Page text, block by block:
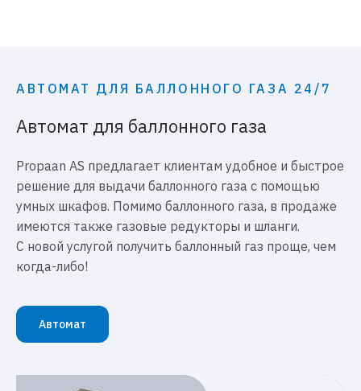
АВТОМАТ ДЛЯ БАЛЛОННОГО ГАЗА 24/7
Автомат для баллонного газа
Propaan AS предлагает клиентам удобное и быстрое
решение для выдачи баллонного газа с помощью
умных шкафов. Помимо баллонного газа, в продаже
имеются также газовые редукторы и шланги.
С новой услугой получить баллонный газ проще, чем
когда-либо!
Автомат